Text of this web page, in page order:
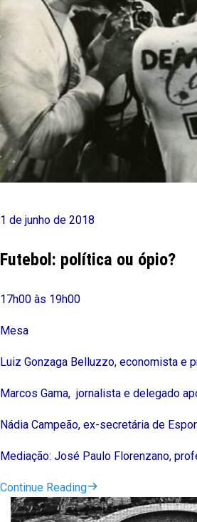
1 de junho de 2018
Futebol: política ou ópio?
17h00 às 19h00
Mesa
Luiz Gonzaga Belluzzo, economista e
Marcos Gama, jornalista e delegado
Nádia Campeão, ex-secretária de
Mediação: José Paulo Florenzano,
Continue Reading